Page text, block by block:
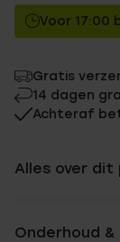
Voor 17:00
Gratis
14 dagen
Achteraf
Alles over
Onderhoud